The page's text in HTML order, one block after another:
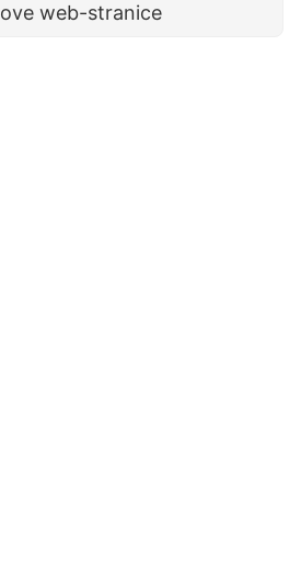
web-stranice